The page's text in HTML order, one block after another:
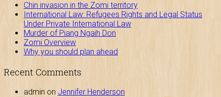
Chin invasion in the Zomi territory
International Law: Refugees Rights and Legal Status
Under Private International Law
Murder of Piang Ngaih Don
Zomi Overview
Why you should plan ahead
Recent Comments
admin on Jennifer Henderson